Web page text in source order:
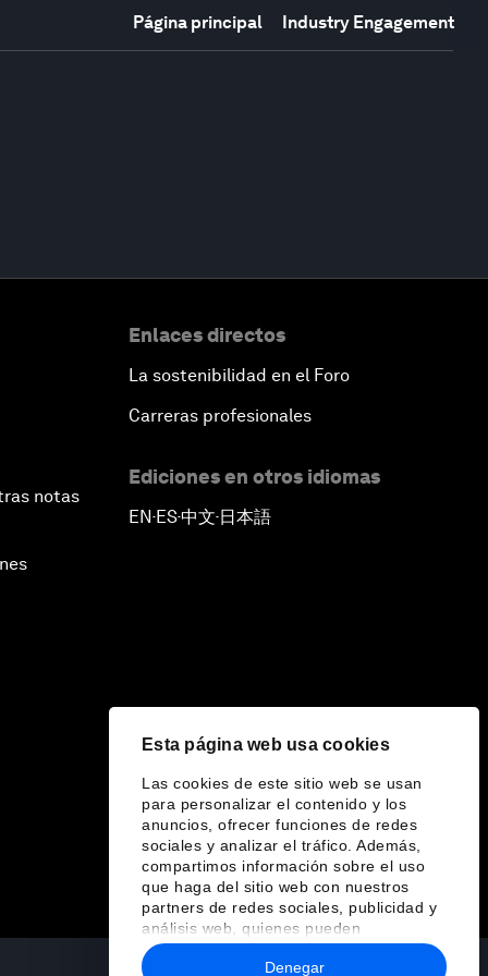
Esta página web usa cookies
Las cookies de este sitio web se usan
para personalizar el contenido y los
anuncios, ofrecer funciones de redes
sociales y analizar el tráfico. Además,
compartimos información sobre el uso
que haga del sitio web con nuestros
partners de redes sociales, publicidad y
análisis web, quienes pueden
combinarla con otra información que les
haya proporcionado o que hayan
Denegar
Página principal Industry Engagement
notas
Enlaces directos
La sostenibilidad en el Foro
Carreras profesionales
Ediciones en otros idiomas
EN▪ES▪中文▪ 日本語